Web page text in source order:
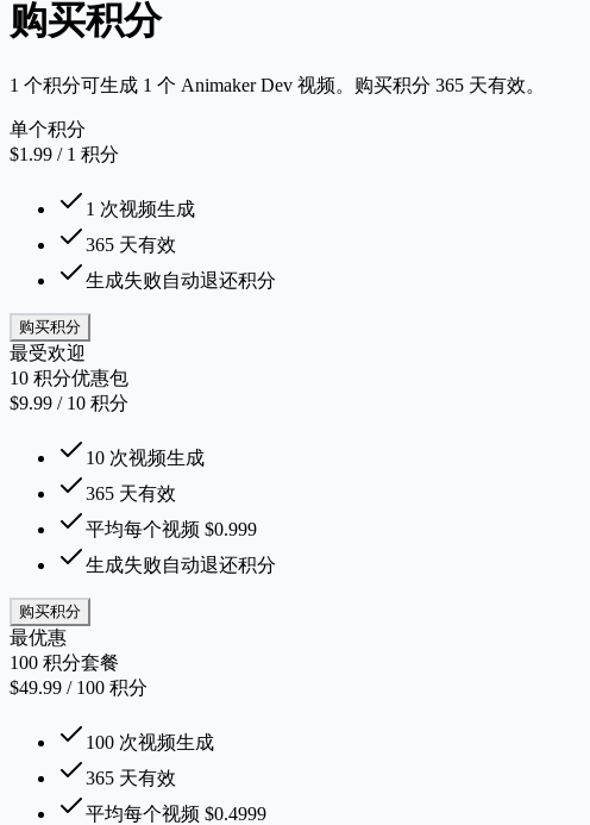
购买积分
1 个积分可生成 1 个 Animaker Dev 视频。购买积分 365 天有效。
单个积分
$1.99 / 1 积分
1 次视频生成
365 天有效
生成失败自动退还积分
购买积分
最受欢迎
10 积分优惠包
$9.99 / 10 积分
10 次视频生成
365 天有效
平均每个视频 $0.999
生成失败自动退还积分
购买积分
最优惠
100 积分套餐
$49.99 / 100 积分
100 次视频生成
365 天有效
平均每个视频 $0.4999